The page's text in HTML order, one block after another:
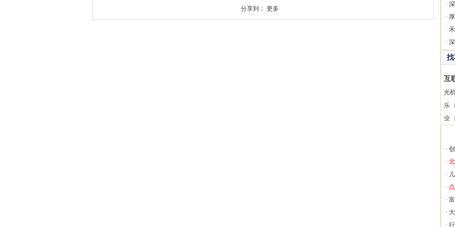
分享到： 更多
·
·
·
·
互
光
乐
业
·
·
·
·
·
·
·